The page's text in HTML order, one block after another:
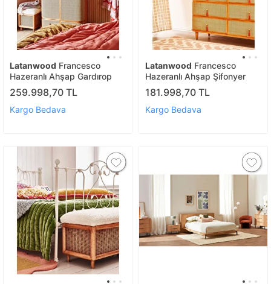
Latanwood Francesco
Hazeranlı Ahşap Gardırop
259.998,70 TL
Kargo Bedava
Latanwood Francesco
Hazeranlı Ahşap Şifonyer
181.998,70 TL
Kargo Bedava